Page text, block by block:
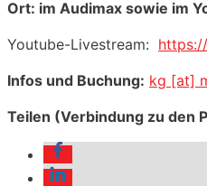
Ort: im Audimax sowie im
Youtube-Livestream:
Infos und Buchung: kg [at]
Teilen (Verbindung zu den